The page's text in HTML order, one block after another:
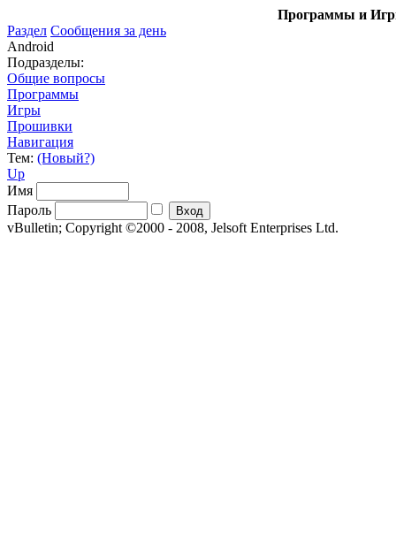
Программы и
Раздел Сообщения за день
Android
Подразделы:
Общие вопросы
Программы
Игры
Прошивки
Навигация
Тем: (Новый?)
Up
Имя
Пароль
vBulletin; Copyright ©2000 - 2008, Jelsoft Enterprises Ltd.